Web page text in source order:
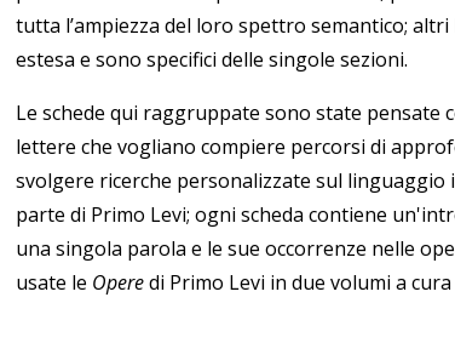
tutta l’ampiezza del loro spettro semantico;
estesa e sono specifici delle singole sezioni.
Le schede qui raggruppate sono state
lettere che vogliano compiere percorsi di
svolgere ricerche personalizzate sul linguaggio
parte di Primo Levi; ogni scheda contiene
una singola parola e le sue occorrenze nelle
usate le Operedi Primo Levi in due volumi a